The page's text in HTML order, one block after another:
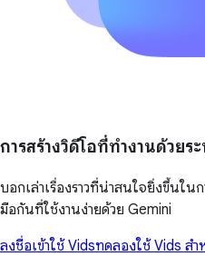
การสร้างวิดีโอที่ทำงานด้วยร
บอกเล่าเรื่องราวที่น่าสนใจยิ่งขึ้นใน
มือกันที่ใช้งานง่ายด้วย Gemini
ลงชื่อเข้าใช้ Vidsทดลองใช้ Vids สำ